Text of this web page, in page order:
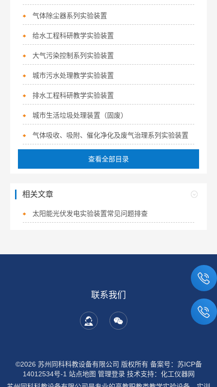
气体除尘器系列实验装置
给水工程科研教学实验装置
大气污染控制系列实验装置
城市污水处理教学实验装置
排水工程科研教学实验装置
城市生活垃圾处理装置（固废）
气体吸收、吸附、催化净化及废气治理系列实验装置
查看全部目录
相关文章
太阳能光伏发电实验装置常见问题排查
联系我们
©2026 苏州同科科教设备有限公司 版权所有 备案号：苏ICP备
14012534号-1 站点地图 管理登录技术支持： 化工仪器网